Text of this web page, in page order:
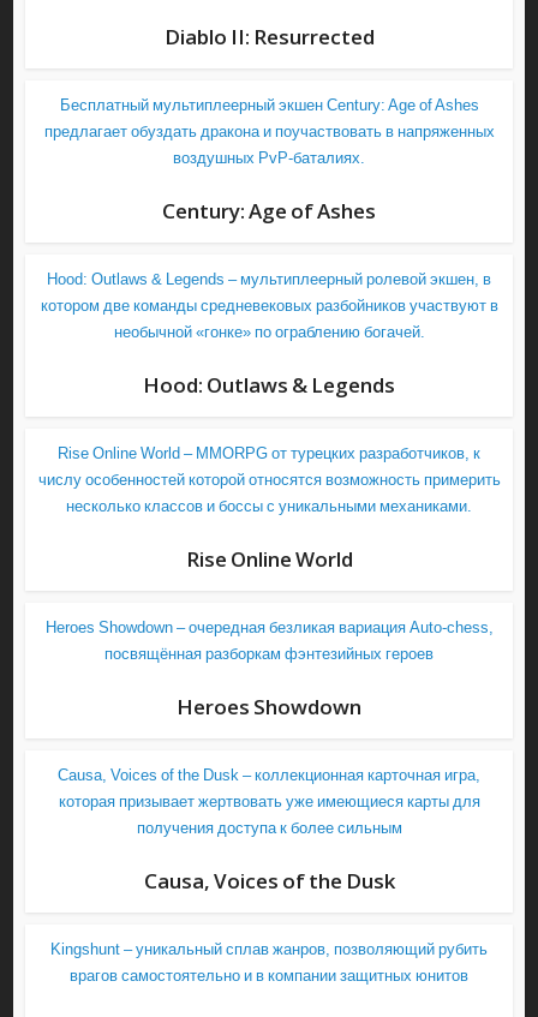
Diablo II: Resurrected
Бесплатный мультиплеерный экшен Century: Age of Ashes
предлагает обуздать дракона и поучаствовать в напряженных
воздушных PvP-баталиях.
Century: Age of Ashes
Hood: Outlaws & Legends – мультиплеерный ролевой экшен, в
котором две команды средневековых разбойников участвуют в
необычной «гонке» по ограблению богачей.
Hood: Outlaws & Legends
Rise Online World – MMORPG от турецких разработчиков, к
числу особенностей которой относятся возможность примерить
несколько классов и боссы с уникальными механиками.
Rise Online World
Heroes Showdown – очередная безликая вариация Auto-chess,
посвящённая разборкам фэнтезийных героев
Heroes Showdown
Causa, Voices of the Dusk – коллекционная карточная игра,
которая призывает жертвовать уже имеющиеся карты для
получения доступа к более сильным
Causa, Voices of the Dusk
Kingshunt – уникальный сплав жанров, позволяющий рубить
врагов самостоятельно и в компании защитных юнитов